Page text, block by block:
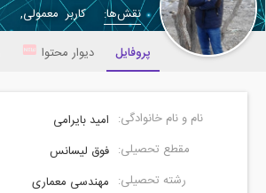
نقش‌ها:
کاربر معمولی,
پروفایل
دیوار محتوا
نام و نام خانوادگی: امید بایرامی
مقطع تحصیلی: فوق لیسانس
رشته تحصیلی: مهندسی معماری